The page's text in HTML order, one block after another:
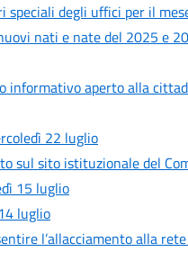
degli uffici per il
nati e nate del 2025 e
informativo aperto alla
22 luglio
sul sito istituzionale del
15 luglio
luglio
l’allacciamento alla